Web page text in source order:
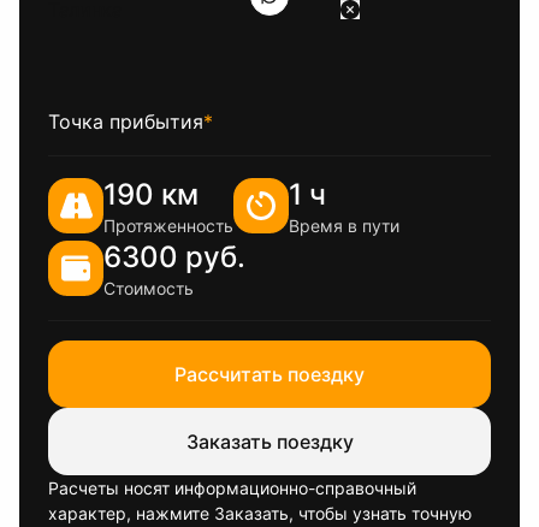
Точка прибытия*
190 км
Протяженность
1 ч
Время в пути
6300 руб.
Стоимость
Рассчитать поездку
Заказать поездку
Расчеты носят информационно-справочный
характер, нажмите Заказать, чтобы узнать точную